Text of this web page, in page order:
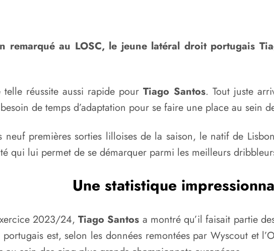
remarqué au LOSC, le jeune latéral droit portugais
réussite aussi rapide pour Tiago Santos. Tout juste
de temps d’adaptation pour se faire une place au sein
neuf premières sorties lilloises de la saison, le natif de
qui lui permet de se démarquer parmi les meilleurs
Une statistique
2023/24, Tiago Santos a montré qu’il faisait partie
est, selon les données remontées par Wyscout et